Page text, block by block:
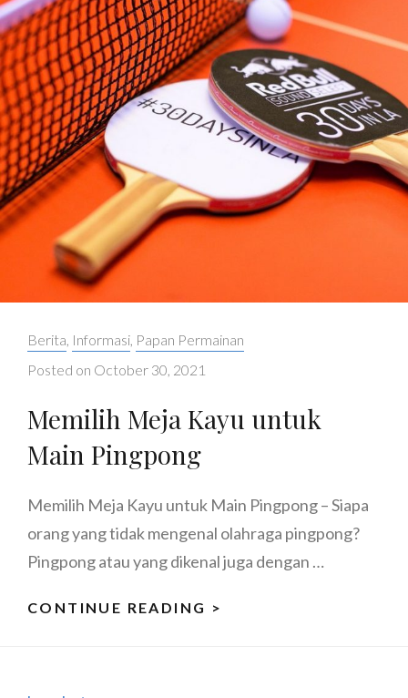
Categories:
Berita, Informasi, Papan Permainan
Posted on October 30, 2021
Memilih Meja Kayu untuk
Main Pingpong
Memilih Meja Kayu untuk Main Pingpong – Siapa
orang yang tidak mengenal olahraga pingpong?
Pingpong atau yang dikenal juga dengan …
CONTINUE READING >